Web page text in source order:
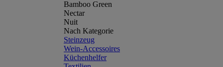
Bamboo Green
Nectar
Nuit
Nach Kategorie
Steinzeug
Wein-Accessoires
Küchenhelfer